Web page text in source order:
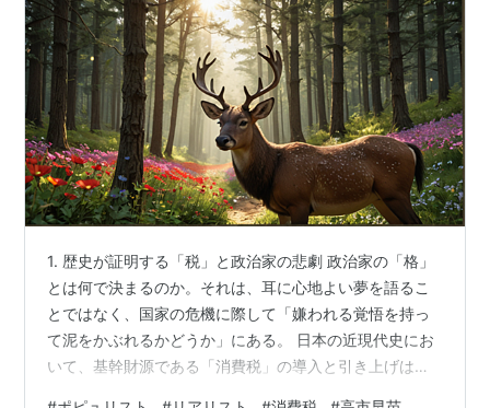
1. 歴史が証明する「税」と政治家の悲劇 政治家の「格」
とは何で決まるのか。それは、耳に心地よい夢を語るこ
とではなく、国家の危機に際して「嫌われる覚悟を持っ
て泥をかぶれるかどうか」にある。 日本の近現代史にお
いて、基幹財源である「消費税」の導入と引き上げは、